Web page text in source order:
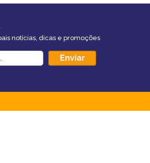
notícias, dicas e promoções